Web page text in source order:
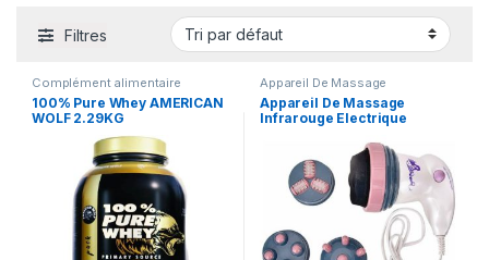
Filtres
Complément alimentaire
100% Pure Whey AMERICAN
WOLF 2.29KG
Appareil De Massage
Appareil De Massage
Infrarouge Electrique